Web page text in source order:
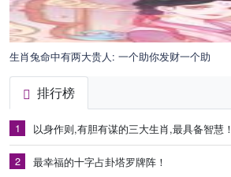
生肖兔命中有两大贵人: 一个助你发财一个助
排行榜
1 以身作则,有胆有谋的三大生肖,最具备智慧！
2 最幸福的十字占卦塔罗牌阵！